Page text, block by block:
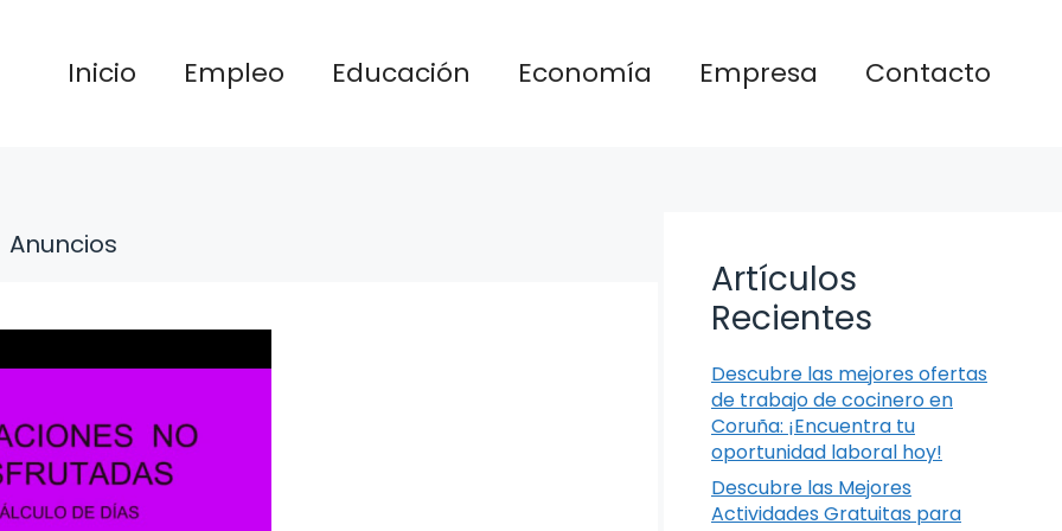
Inicio Empleo Educación Economía Empresa Contacto
Anuncios
Artículos
Recientes
Descubre las mejores ofertas
de trabajo de cocinero en
Coruña: ¡Encuentra tu
oportunidad laboral hoy!
Descubre las Mejores
Actividades Gratuitas para